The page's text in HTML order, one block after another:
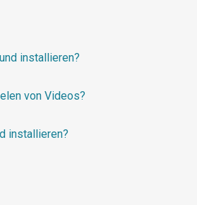
installieren?
von Videos?
installieren?